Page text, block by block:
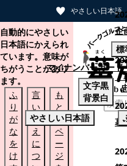
やさしい日本語
本文へスキップする
自動的にやさしい
日本語にかえられ
ています。意味が
ちがうことがあり
ます。
ふ
り
が
な
を
け
言
い
替
え
に
つ
も
と
の
ペ
ー
ジ
企
「
幕
マイナンバーカード
標
文字黒
背景白
やさしい日本語